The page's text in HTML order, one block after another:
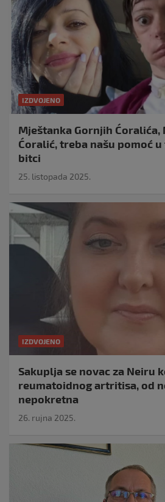
IZDVOJENO
Mještanka Gornjih Ćoralića,
Ćoralić, treba našu pomoć
bitci
25. listopada 2025.
IZDVOJENO
Sakuplja se novac za Neiru
reumatoidnog artritisa, od
nepokretna
26. rujna 2025.